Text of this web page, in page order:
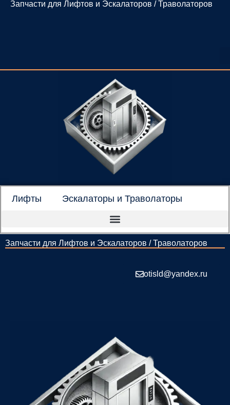
Перейти
Запчасти для Лифтов и Эскалаторов / Траволаторов
Лифты Эскалаторы и Траволаторы
Запчасти для Лифтов и Эскалаторов / Траволаторов
otisld@yandex.ru